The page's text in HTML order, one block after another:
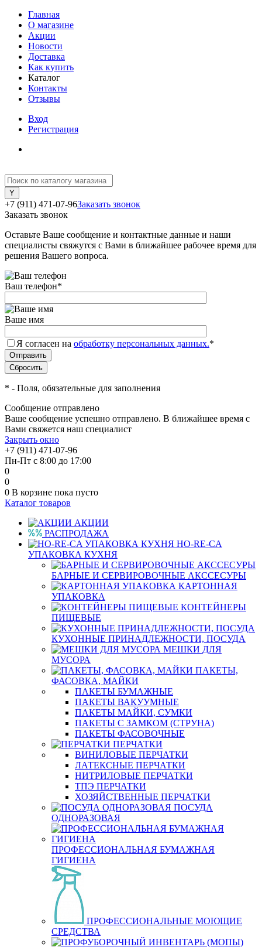
Главная
О магазине
Акции
Новости
Доставка
Как купить
Каталог
Контакты
Отзывы
Вход
Регистрация
+7 (911) 471-07-96Заказать звонок
Заказать звонок
Оставьте Ваше сообщение и контактные данные и наши
специалисты свяжутся с Вами в ближайшее рабочее время для
решения Вашего вопроса.
Ваш телефон*
Ваше имя
Я согласен на обработку персональных данных.*
* - Поля, обязательные для заполнения
Сообщение отправлено
Ваше сообщение успешно отправлено. В ближайшее время с
Вами свяжется наш специалист
Закрыть окно
+7 (911) 471-07-96
Пн-Пт с 8:00 до 17:00
0
0
0 В корзине пока пусто
Каталог товаров
АКЦИИ
РАСПРОДАЖА
HO-RE-CA
УПАКОВКА КУХНЯ
БАРНЫЕ И СЕРВИРОВОЧНЫЕ АКССЕСУРЫ
КАРТОННАЯ
УПАКОВКА
КОНТЕЙНЕРЫ
ПИЩЕВЫЕ
КУХОННЫЕ ПРИНАДЛЕЖНОСТИ, ПОСУДА
МЕШКИ ДЛЯ
МУСОРА
ПАКЕТЫ,
ФАСОВКА, МАЙКИ
ПАКЕТЫ БУМАЖНЫЕ
ПАКЕТЫ ВАКУУМНЫЕ
ПАКЕТЫ МАЙКИ, СУМКИ
ПАКЕТЫ С ЗАМКОМ (СТРУНА)
ПАКЕТЫ ФАСОВОЧНЫЕ
ПЕРЧАТКИ
ВИНИЛОВЫЕ ПЕРЧАТКИ
ЛАТЕКСНЫЕ ПЕРЧАТКИ
НИТРИЛОВЫЕ ПЕРЧАТКИ
ТПЭ ПЕРЧАТКИ
ХОЗЯЙСТВЕННЫЕ ПЕРЧАТКИ
ПОСУДА
ОДНОРАЗОВАЯ
ПРОФЕССИОНАЛЬНАЯ БУМАЖНАЯ
ГИГИЕНА
ПРОФЕССИОНАЛЬНЫЕ МОЮЩИЕ
СРЕДСТВА